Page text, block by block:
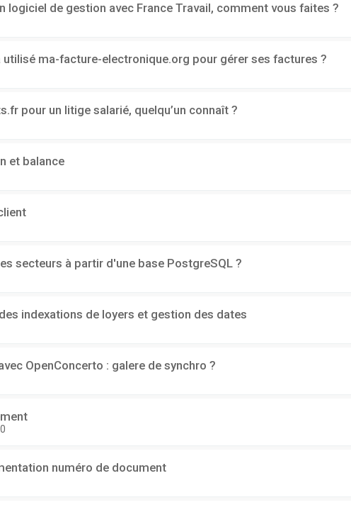
logiciel de gestion avec France Travail, comment vous faites ?
utilisé ma-facture-electronique.org pour gérer ses factures ?
pour un litige salarié, quelqu’un connaît ?
et balance
secteurs à partir d'une base PostgreSQL ?
indexations de loyers et gestion des dates
OpenConcerto : galere de synchro ?
numéro de document